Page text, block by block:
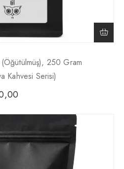
250 Gram
Kahvesi Serisi)